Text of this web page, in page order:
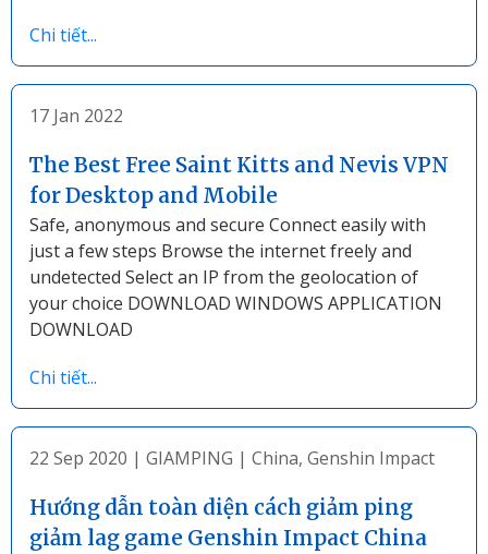
Chi tiết...
17 Jan 2022
The Best Free Saint Kitts and Nevis VPN
for Desktop and Mobile
Safe, anonymous and secure Connect easily with
just a few steps Browse the internet freely and
undetected Select an IP from the geolocation of
your choice DOWNLOAD WINDOWS APPLICATION
DOWNLOAD
Chi tiết...
22 Sep 2020 | GIAMPING | China, Genshin Impact
Hướng dẫn toàn diện cách giảm ping
giảm lag game Genshin Impact China